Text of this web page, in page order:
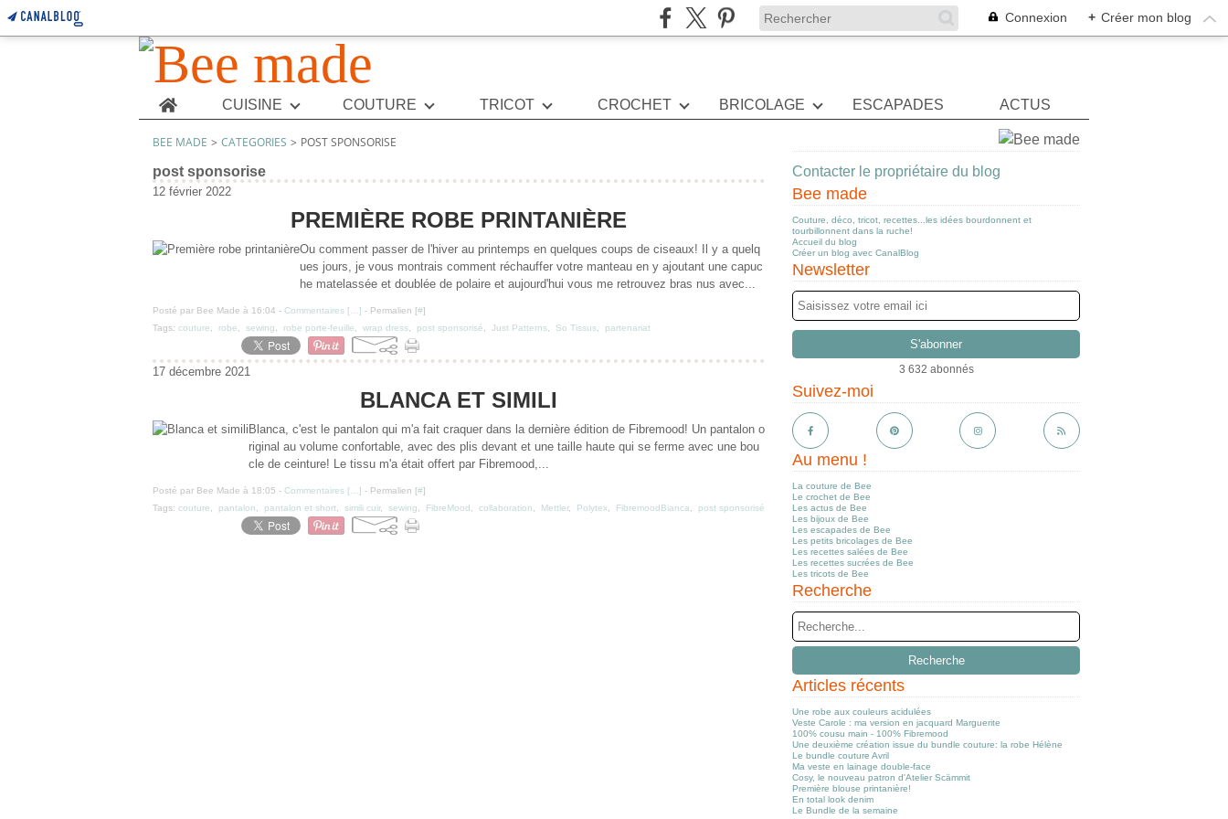
Connexion + Créer mon blog
Home CUISINE COUTURE TRICOT CROCHET BRICOLAGE ESCAPADES ACTUS
BEE MADE > CATEGORIES > POST SPONSORISE
post sponsorise
12 février 2022
PREMIÈRE ROBE PRINTANIÈRE
Ou comment passer de l'hiver au printemps en quelques coups de ciseaux! Il y a quelq
ues jours, je vous montrais comment réchauffer votre manteau en y ajoutant une capuc
he matelassée et doublée de polaire et aujourd'hui vous me retrouvez bras nus avec...
Posté par Bee Made à 16:04 - Commentaires [ ] - Permalien [#]
Tags: couture robe sewing robe porte-feuille wrap dress post sponsorisé Just Patterns So Tissus partenariat
17 décembre 2021
BLANCA ET SIMILI
Blanca, c'est le pantalon qui m'a fait craquer dans la dernière édition de Fibremood! Un pantalon o
riginal au volume confortable, avec des plis devant et une taille haute qui se ferme avec une bou
cle de ceinture! Le tissu m'a était offert par Fibremood,...
Posté par Bee Made à 18:05 - Commentaires [ ] - Permalien [#]
Tags: couture pantalon pantalon et short simili cuir, sewing FibreMood collaboration Mettler, Polytex FibremoodBianca post sponsorisé
Contacter le propriétaire du blog
Bee made
Couture, déco, tricot, recettes...les idées bourdonnent et
tourbillonnent dans la ruche!
Accueil du blog
Créer un blog avec CanalBlog
Newsletter
3 632 abonnés
Suivez-moi
Au menu !
La couture de Bee
Le crochet de Bee
Les actus de Bee
Les bijoux de Bee
Les escapades de Bee
Les petits bricolages de Bee
Les recettes salées de Bee
Les recettes sucrées de Bee
Les tricots de Bee
Recherche
Articles récents
Une robe aux couleurs acidulées
Veste Carole : ma version en jacquard Marguerite
100% cousu main - 100% Fibremood
Une deuxième création issue du bundle couture: la robe Hélène
Le bundle couture Avril
Ma veste en lainage double-face
Cosy, le nouveau patron d'Atelier Scämmit
Première blouse printanière!
En total look denim
Le Bundle de la semaine